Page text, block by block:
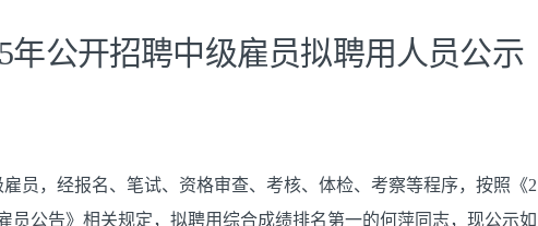
年公开招聘中级雇员拟聘用人员公示
雇员 ， 经报名、笔试、资格审查、考核、体检、考察等程序， 按照《2
员公告》相关规定，拟聘用综合成绩排名第一的何萍同志， 现公示如